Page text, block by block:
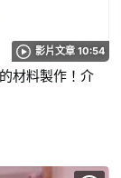
影片文章 10:54
材料製作！介